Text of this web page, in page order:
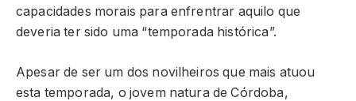
capacidades morais para enfrentrar aquilo que
deveria ter sido uma “temporada histórica”.
Apesar de ser um dos novilheiros que mais atuou
esta temporada, o jovem natura de Córdoba,